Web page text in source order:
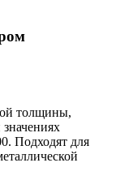
толщины,
Подходят для